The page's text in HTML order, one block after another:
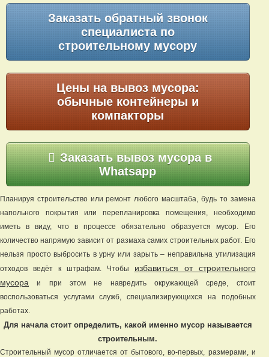
Заказать обратный звонок
специалиста по
строительному мусору
Цены на вывоз мусора:
обычные контейнеры и
компакторы
Заказать вывоз мусора в
Whatsapp
Планируя строительство или ремонт любого масштаба, будь то замена
напольного покрытия или перепланировка помещения, необходимо
иметь в виду, что в процессе обязательно образуется мусор. Его
количество напрямую зависит от размаха самих строительных работ. Его
нельзя просто выбросить в урну или зарыть – неправильна утилизация
отходов ведёт к штрафам. Чтобы избавиться от строительного
мусора и при этом не навредить окружающей среде, стоит
воспользоваться услугами служб, специализирующихся на подобных
работах.
Для начала стоит определить, какой именно мусор называется
строительным.
Строительный мусор отличается от бытового, во-первых, размерами, и